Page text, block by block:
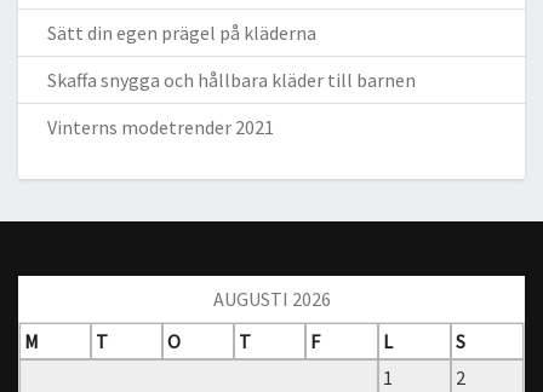
Sätt din egen prägel på kläderna
Skaffa snygga och hållbara kläder till barnen
Vinterns modetrender 2021
AUGUSTI 2026
M
T O T F L
S
1
2